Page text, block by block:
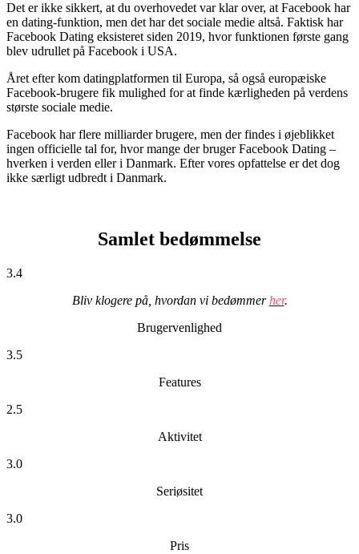
Det er ikke sikkert, at du overhovedet var klar over, at Facebook har
en dating-funktion, men det har det sociale medie altså. Faktisk har
Facebook Dating eksisteret siden 2019, hvor funktionen første gang
blev udrullet på Facebook i USA.
Året efter kom datingplatformen til Europa, så også europæiske
Facebook-brugere fik mulighed for at finde kærligheden på verdens
største sociale medie.
Facebook har flere milliarder brugere, men der findes i øjeblikket
ingen officielle tal for, hvor mange der bruger Facebook Dating –
hverken i verden eller i Danmark. Efter vores opfattelse er det dog
ikke særligt udbredt i Danmark.
Samlet bedømmelse
3.4
Bliv klogere på, hvordan vi bedømmerher.
Brugervenlighed
3.5
Features
2.5
Aktivitet
3.0
Seriøsitet
3.0
Pris